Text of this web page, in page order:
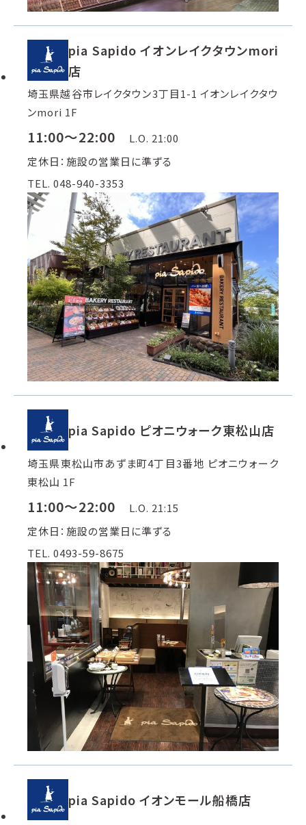
pia Sapido イオンレイクタウンmori
店
埼玉県越谷市レイクタウン3丁目1-1 イオンレイクタウ
ンmori 1F
11:00～22:00
L.O. 21:00
定休日：施設の営業日に準ずる
TEL. 048-940-3353
pia Sapido ピオニウォーク東松山店
埼玉県東松山市あずま町4丁目3番地 ピオニウォーク
東松山 1F
11:00～22:00
L.O. 21:15
定休日：施設の営業日に準ずる
TEL. 0493-59-8675
pia Sapido イオンモール船橋店